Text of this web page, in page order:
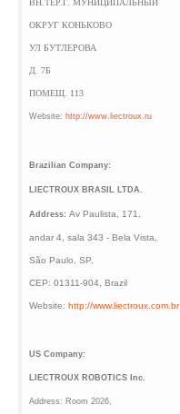
ВН.ТЕР.Г. МУНИЦИПАЛЬНЫЙ
ОКРУГ КОНЬКОВО
УЛ БУТЛЕРОВА
Д. 7Б
ПОМЕЩ. 113
Website: http://www.liectroux.ru
Brazilian Company:
LIECTROUX BRASIL LTDA.
Address: Av Paulista, 171,
andar 4, sala 343 - Bela Vista,
São Paulo, SP,
CEP: 01311-904, Brazil
Website: http://www.liectroux.com.br
US Company:
LIECTROUX ROBOTICS Inc.
Address: Room 2026,